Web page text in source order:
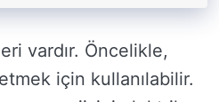
vardır. Öncelikle,
için kullanılabilir.